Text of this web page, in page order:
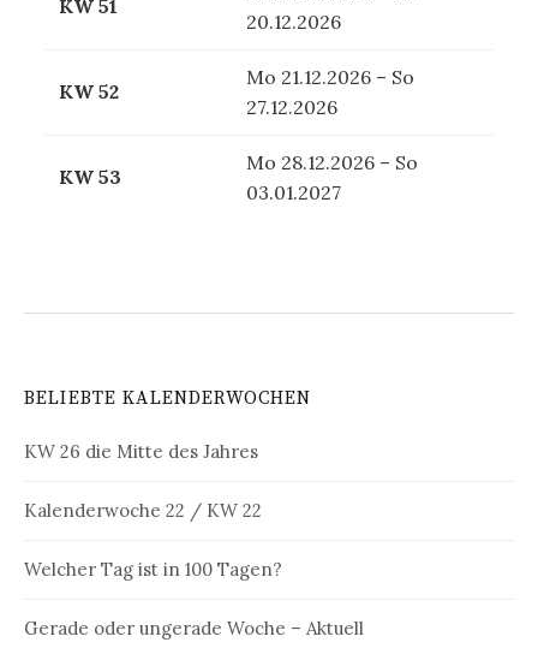
KW 51
20.12.2026
KW 52
Mo 21.12.2026 – So
27.12.2026
KW 53
Mo 28.12.2026 – So
03.01.2027
BELIEBTE KALENDERWOCHEN
KW 26 die Mitte des Jahres
Kalenderwoche 22 / KW 22
Welcher Tag ist in 100 Tagen?
Gerade oder ungerade Woche – Aktuell